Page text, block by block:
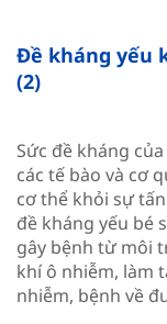
Đề kháng yếu
(2)
Sức đề kháng
các tế bào và cơ
cơ thể khỏi sự
đề kháng yếu bé
gây bệnh từ môi
khí ô nhiễm, làm
nhiễm, bệnh về